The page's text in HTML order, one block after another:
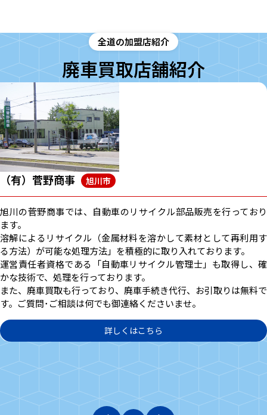
全道の加盟店紹介
廃車買取店舗紹介
を行っており
して再利用す
ります。
も取得し、確
取りは無料で
（株）富士商会
札幌市北区の富士商会が、廃車や事故車を高く
し、販売しているからです。
廃車・事故車や年式の古い車の買取、廃車の引
手続き等を行っています。
また、自動車の中古パーツは全品保証付きで、プ
しいチェックをクリアしたもののみ販売の対象と
車の部品の外装・内装・エンジン・ミッション
廃車買取や中古部品のことなら、札幌市北区の
にお問合せください。
詳しくはこちら